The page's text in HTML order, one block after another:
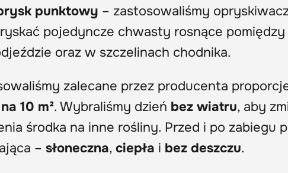
punktowy – zastosowaliśmy
pojedyncze chwasty rosnące
oraz w szczelinach chodnika.
zalecane przez producenta
10 m². Wybraliśmy dzień bez wiatru, aby
środka na inne rośliny. Przed i po zabiegu
– słoneczna, ciepła i bez deszczu.